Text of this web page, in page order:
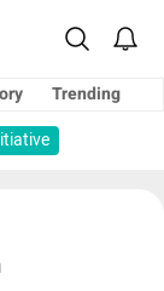
Trending